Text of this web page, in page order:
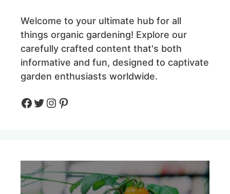
Welcome to your ultimate hub for all
things organic gardening! Explore our
carefully crafted content that's both
informative and fun, designed to captivate
garden enthusiasts worldwide.
Facebook
Twitter
Instagram
Pinteres